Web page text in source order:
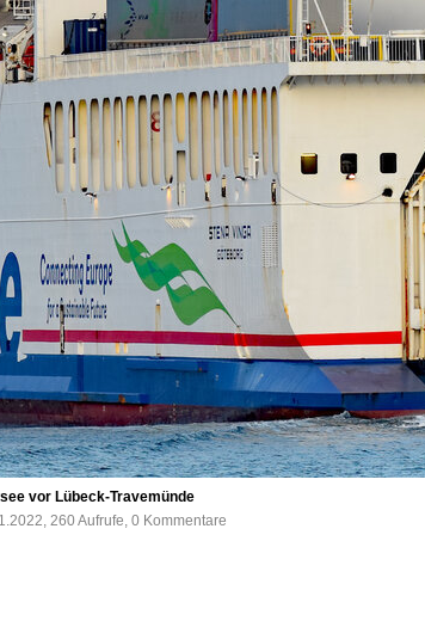
vor Lübeck-Travemünde
260 Aufrufe, 0 Kommentare